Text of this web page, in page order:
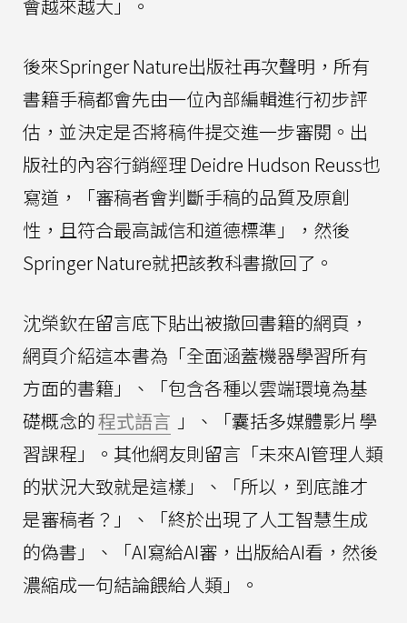
會越來越大」。
後來Springer Nature出版社再次聲明，所有
書籍手稿都會先由一位內部編輯進行初步評
估，並決定是否將稿件提交進一步審閱。出
版社的內容行銷經理 Deidre Hudson Reuss也
寫道，「審稿者會判斷手稿的品質及原創
性，且符合最高誠信和道德標準」，然後
Springer Nature就把該教科書撤回了。
沈榮欽在留言底下貼出被撤回書籍的網頁，
網頁介紹這本書為「全面涵蓋機器學習所有
方面的書籍」、「包含各種以雲端環境為基
礎概念的程式語言 」、「囊括多媒體影片學
習課程」。其他網友則留言「未來AI管理人類
的狀況大致就是這樣」、「所以，到底誰才
是審稿者？」、「終於出現了人工智慧生成
的偽書」、「AI寫給AI審，出版給AI看，然後
濃縮成一句結論餵給人類」。